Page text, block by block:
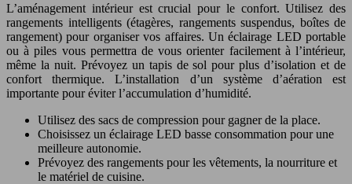
L’aménagement intérieur est crucial pour le confort. Utilisez des
rangements intelligents (étagères, rangements suspendus, boîtes de
rangement) pour organiser vos affaires. Un éclairage LED portable
ou à piles vous permettra de vous orienter facilement à l’intérieur,
même la nuit. Prévoyez un tapis de sol pour plus d’isolation et de
confort thermique. L’installation d’un système d’aération est
importante pour éviter l’accumulation d’humidité.
Utilisez des sacs de compression pour gagner de la place.
Choisissez un éclairage LED basse consommation pour une
meilleure autonomie.
Prévoyez des rangements pour les vêtements, la nourriture et
le matériel de cuisine.